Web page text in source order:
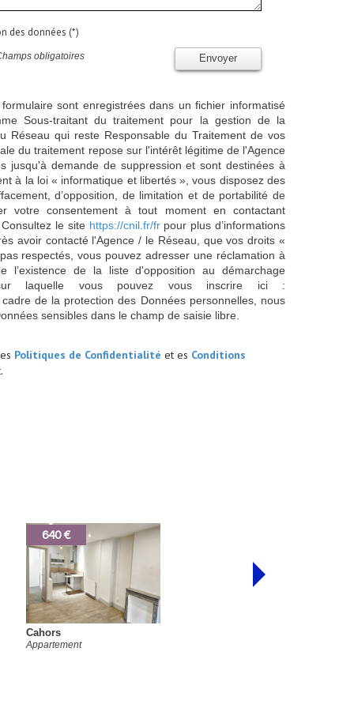
des données (*)
Envoyer
obligatoires
sont enregistrées dans un fichier informatisé
Sous-traitant du traitement pour la gestion de la
Réseau qui reste Responsable du Traitement de vos
du traitement repose sur l'intérêt légitime de l'Agence
jusqu'à demande de suppression et sont destinées à
à la loi « informatique et libertés », vous disposez des
d’opposition, de limitation et de portabilité de
votre consentement à tout moment en contactant
le site https://cnil.fr/frpour plus d’informations
avoir contacté l'Agence / le Réseau, que vos droits «
respectés, vous pouvez adresser une réclamation à
l’existence de la liste d'opposition au démarchage
laquelle vous pouvez vous inscrire ici :
de la protection des Données personnelles, nous
sensibles dans le champ de saisie libre.
Politiques de Confidentialité et es Conditions
640 €
Cahors
Appartement